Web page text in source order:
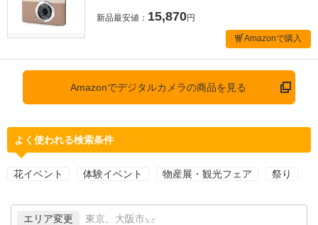
新品最安値： 15,870円
Amazonで購入
Amazonでデジタルカメラの商品を見る
よく使われる検索条件
花イベント 体験イベント 物産展・観光フェア 祭り
エリア変更 東京、大阪市 など